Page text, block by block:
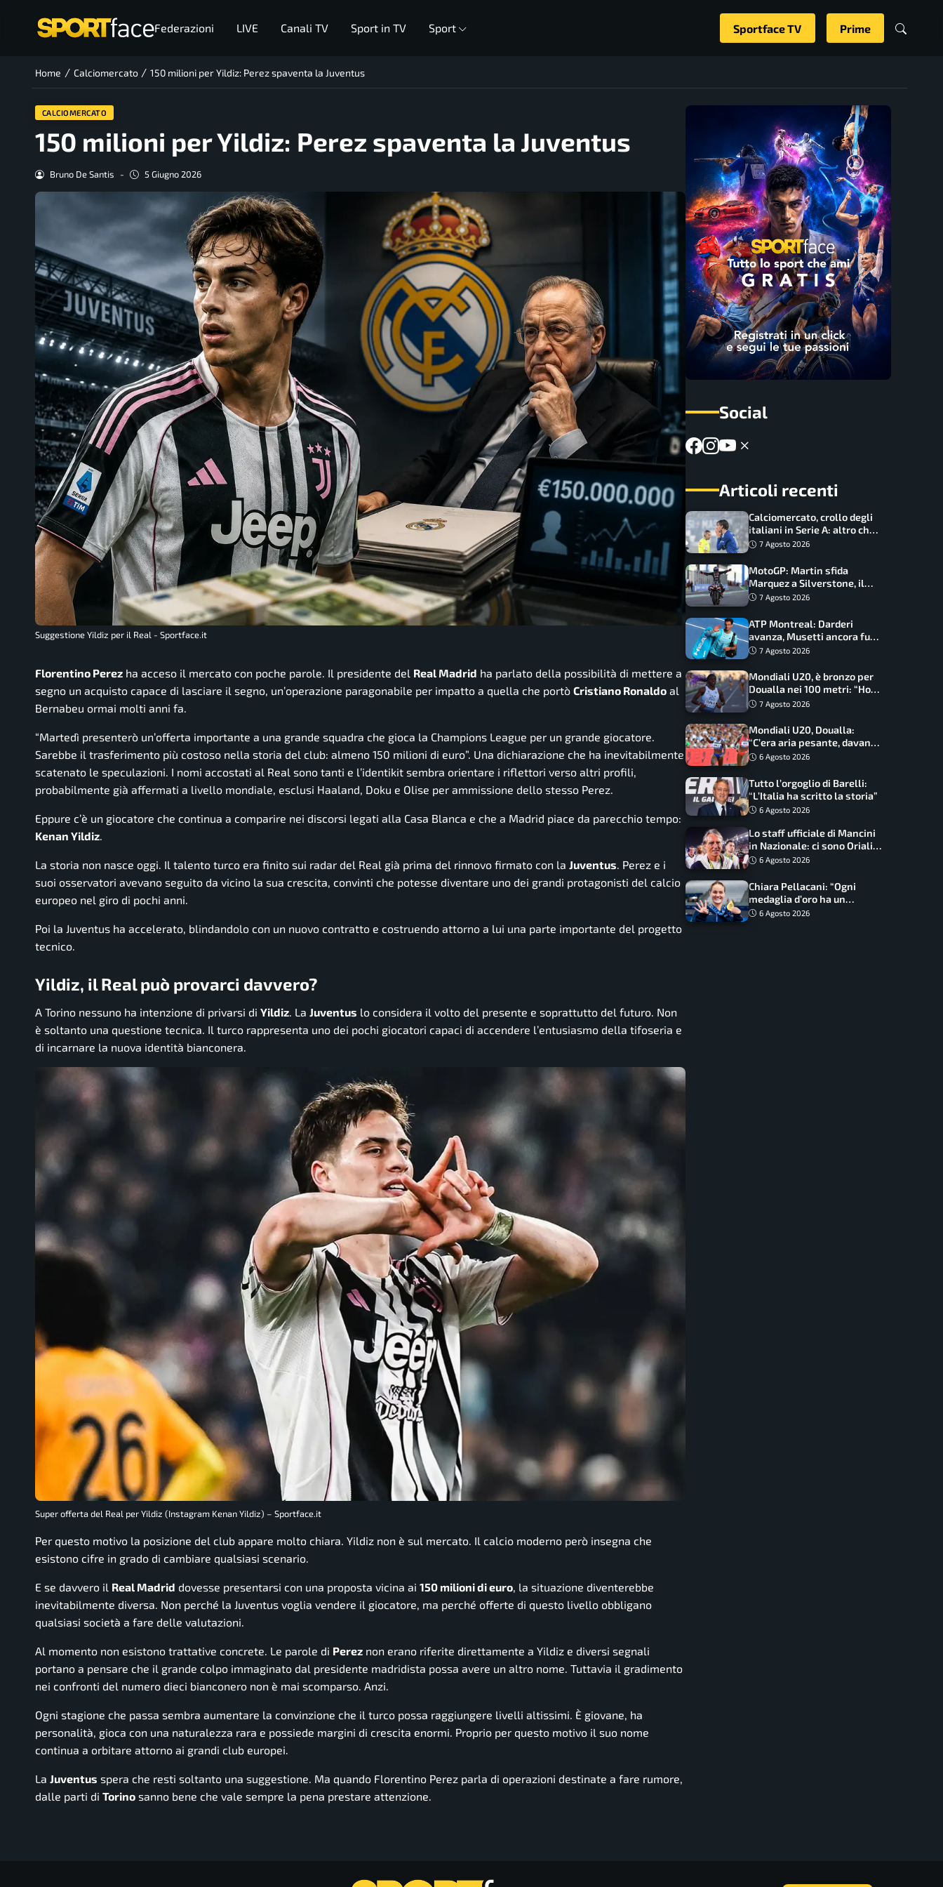
Federazioni LIVE Canali TV Sport in TV Sport Sportface TV Prime
Home / Calciomercato / 150 milioni per Yildiz: Perez spaventa la Juventus
CALCIOMERCATO
150 milioni per Yildiz: Perez spaventa la Juventus
Bruno De Santis - 5 Giugno 2026
Suggestione Yildiz per il Real - Sportface.it
Florentino Perez ha acceso il mercato con poche parole. Il presidente del Real Madrid ha parlato della possibilità di mettere a
segno un acquisto capace di lasciare il segno, un’operazione paragonabile per impatto a quella che portò Cristiano Ronaldo al
Bernabeu ormai molti anni fa.
“Martedì presenterò un’offerta importante a una grande squadra che gioca la Champions League per un grande giocatore.
Sarebbe il trasferimento più costoso nella storia del club: almeno 150 milioni di euro”. Una dichiarazione che ha inevitabilmente
scatenato le speculazioni. I nomi accostati al Real sono tanti e l’identikit sembra orientare i riflettori verso altri profili,
probabilmente già affermati a livello mondiale, esclusi Haaland, Doku e Olise per ammissione dello stesso Perez.
Eppure c’è un giocatore che continua a comparire nei discorsi legati alla Casa Blanca e che a Madrid piace da parecchio tempo:
Kenan Yildiz.
La storia non nasce oggi. Il talento turco era finito sui radar del Real già prima del rinnovo firmato con la Juventus. Perez e i
suoi osservatori avevano seguito da vicino la sua crescita, convinti che potesse diventare uno dei grandi protagonisti del calcio
europeo nel giro di pochi anni.
Poi la Juventus ha accelerato, blindandolo con un nuovo contratto e costruendo attorno a lui una parte importante del progetto
tecnico.
Yildiz, il Real può provarci davvero?
A Torino nessuno ha intenzione di privarsi di Yildiz . La Juventus lo considera il volto del presente e soprattutto del futuro. Non
è soltanto una questione tecnica. Il turco rappresenta uno dei pochi giocatori capaci di accendere l’entusiasmo della tifoseria e
di incarnare la nuova identità bianconera.
Super offerta del Real per Yildiz (Instagram Kenan Yildiz) – Sportface.it
Per questo motivo la posizione del club appare molto chiara. Yildiz non è sul mercato. Il calcio moderno però insegna che
esistono cifre in grado di cambiare qualsiasi scenario.
E se davvero il Real Madrid dovesse presentarsi con una proposta vicina ai 150 milioni di euro , la situazione diventerebbe
inevitabilmente diversa. Non perché la Juventus voglia vendere il giocatore, ma perché offerte di questo livello obbligano
qualsiasi società a fare delle valutazioni.
Al momento non esistono trattative concrete. Le parole di Perez non erano riferite direttamente a Yildiz e diversi segnali
portano a pensare che il grande colpo immaginato dal presidente madridista possa avere un altro nome. Tuttavia il gradimento
nei confronti del numero dieci bianconero non è mai scomparso. Anzi.
Ogni stagione che passa sembra aumentare la convinzione che il turco possa raggiungere livelli altissimi. È giovane, ha
personalità, gioca con una naturalezza rara e possiede margini di crescita enormi. Proprio per questo motivo il suo nome
continua a orbitare attorno ai grandi club europei.
La Juventus spera che resti soltanto una suggestione. Ma quando Florentino Perez parla di operazioni destinate a fare rumore,
dalle parti di Torino sanno bene che vale sempre la pena prestare attenzione.
Social
Articoli recenti
Calciomercato, crollo degli
italiani in Serie A: altro che
svolta dopo il Mondiale
7 Agosto 2026
MotoGP: Martin sfida
Marquez a Silverstone, il
programma e gli orari
7 Agosto 2026
ATP Montreal: Darderi
avanza, Musetti ancora fuori
con Jodar
7 Agosto 2026
Mondiali U20, è bronzo per
Doualla nei 100 metri: “Ho
scacciato l’ansia”
7 Agosto 2026
Mondiali U20, Doualla:
“C’era aria pesante, davano
le mascherine! Finale? Non
6 Agosto 2026
Tutto l’orgoglio di Barelli:
“L’Italia ha scritto la storia”
6 Agosto 2026
Lo staff ufficiale di Mancini
in Nazionale: ci sono Oriali e
Bonucci, confermato un
6 Agosto 2026
Chiara Pellacani: “Ogni
medaglia d’oro ha un
significato diverso. Ho fatto
6 Agosto 2026